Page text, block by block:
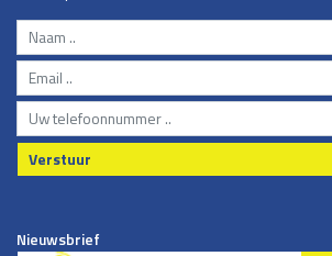
Verstuur
Nieuwsbrief